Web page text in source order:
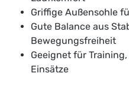
Griffige Außensohle
Gute Balance aus
Bewegungsfreiheit
Geeignet für
Einsätze